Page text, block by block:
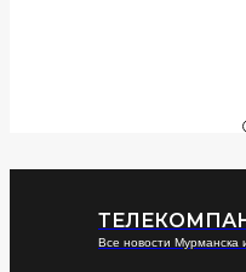
Все новости Мурманска